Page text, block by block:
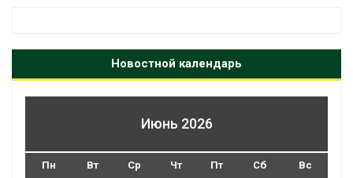
Новостной календарь
Июнь 2026
Пн Вт Ср Чт Пт Сб Вс